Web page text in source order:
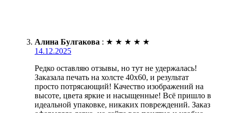
Алина Булгакова : ★ ★ ★ ★ ★
14.12.2025
Редко оставляю отзывы, но тут не удержалась!
Заказала печать на холсте 40х60, и результат
просто потрясающий! Качество изображений на
высоте, цвета яркие и насыщенные! Всё пришло в
идеальной упаковке, никаких повреждений. Заказ